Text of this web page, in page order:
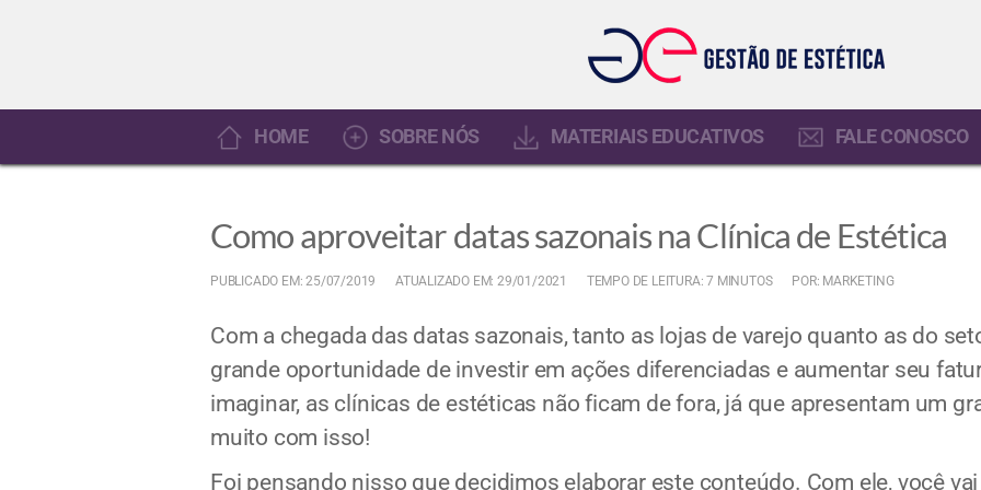
HOME SOBRE NÓS MATERIAIS EDUCATIVOS FALE CONOSCO
Como aproveitar datas sazonais na Clínica de Estética
PUBLICADO EM: 25/07/2019 ATUALIZADO EM: 29/01/2021 TEMPO DE LEITURA: 7 MINUTOS POR: MARKETING
Com a chegada das datas sazonais, tanto as lojas de varejo quanto as do
grande oportunidade de investir em ações diferenciadas e aumentar seu
imaginar, as clínicas de estéticas não ficam de fora, já que apresentam um
muito com isso!
Foi pensando nisso que decidimos elaborar este conteúdo. Com ele, você